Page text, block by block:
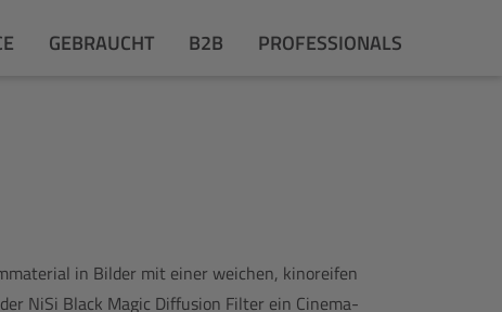
GEBRAUCHT B2B PROFESSIONALS
in Bilder mit einer weichen, kinoreifen
NiSi Black Magic Diffusion Filter ein Cinema-